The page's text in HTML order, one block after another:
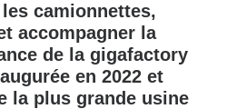
camionnettes,
accompagner la
de la gigafactory
en 2022 et
la plus grande usine